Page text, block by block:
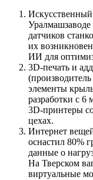
датчиков
их
ИИ для
3D-печать и
элементы
разработки с 6
3D-принтеры
цехах.
Интернет
оснастил 80%
данные о
На Тверском
виртуальные